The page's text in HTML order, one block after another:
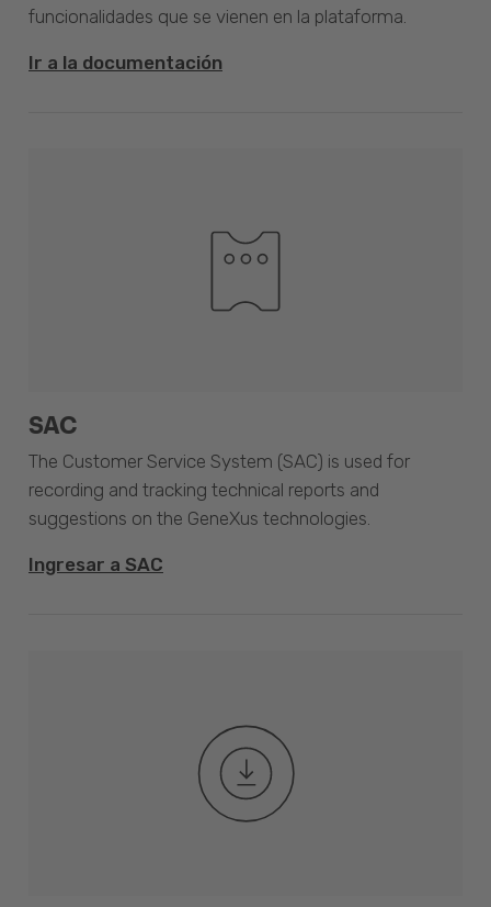
funcionalidades que se vienen en la plataforma.
Ir a la documentación
SAC
The Customer Service System (SAC) is used for
recording and tracking technical reports and
suggestions on the GeneXus technologies.
Ingresar a SAC